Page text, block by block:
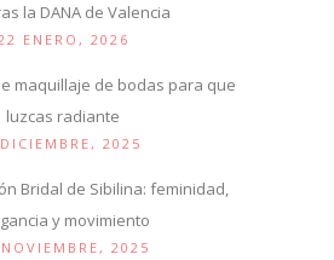
la DANA de Valencia
ENERO, 2026
maquillaje de bodas para que
luzcas radiante
2025
Bridal de Sibilina: feminidad,
y movimiento
2025